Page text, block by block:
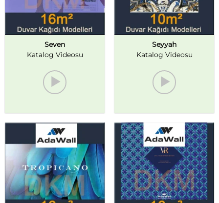
Seven
Katalog Videosu
Seyyah
Katalog Videosu